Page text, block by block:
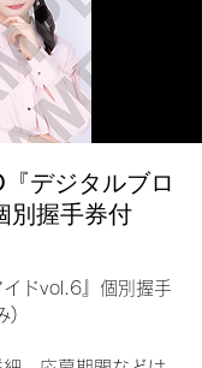
デジタルブロ
別握手券付
イドvol.6』個別握手
)